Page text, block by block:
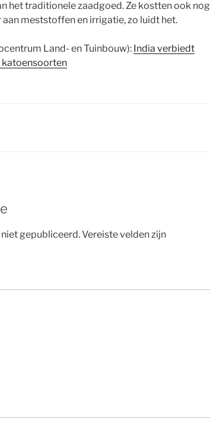
het traditionele zaadgoed. Ze kostten ook nog
aan meststoffen en irrigatie, zo luidt het.
Land- en Tuinbouw): India verbiedt
gepubliceerd.Vereiste velden zijn